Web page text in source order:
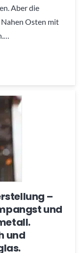
Aber die
Osten mit
–
und
und